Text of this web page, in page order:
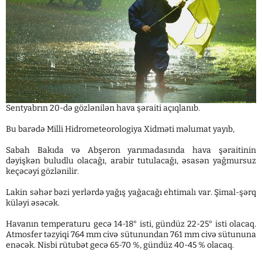
Sentyabrın 20-də gözlənilən hava şəraiti açıqlanıb.
Bu barədə Milli Hidrometeorologiya Xidməti məlumat yayıb,
Sabah Bakıda və Abşeron yarımadasında hava şəraitinin
dəyişkən buludlu olacağı, arabir tutulacağı, əsasən yağmursuz
keçəcəyi gözlənilir.
Lakin səhər bəzi yerlərdə yağış yağacağı ehtimalı var. Şimal-şərq
küləyi əsəcək.
Havanın temperaturu gecə 14-18° isti, gündüz 22-25° isti olacaq.
Atmosfer təzyiqi 764 mm civə sütunundan 761 mm civə sütununa
enəcək. Nisbi rütubət gecə 65-70 %, gündüz 40-45 % olacaq.